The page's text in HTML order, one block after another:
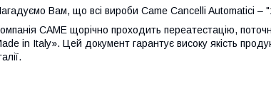
Вам, що всі вироби Came Cancelli Automatici –
CAME щорічно проходить переатестацію,
in Italy». Цей документ гарантує високу якість